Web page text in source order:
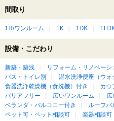
間取り
1R/ワンルーム 1K 1DK
設備・こだわり
新築・築浅 リフォーム・リノベーシ
バス・トイレ別
温水洗浄便座（ウォ
食器洗浄乾燥機（食洗機）付き
カウ
バリアフリー
広いワンルーム
広
ベランダ・バルコニー付き
ルーフバ
ペット可・ペット相談可
楽器相談可